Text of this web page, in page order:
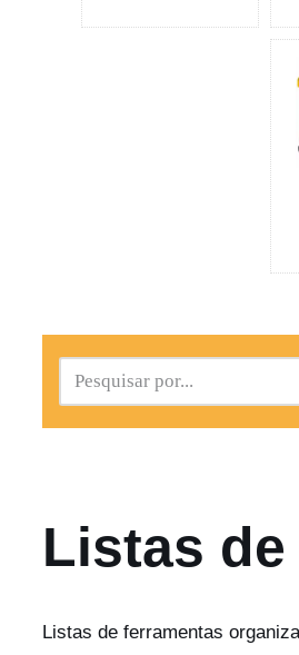
Listas
Listas de ferramentas